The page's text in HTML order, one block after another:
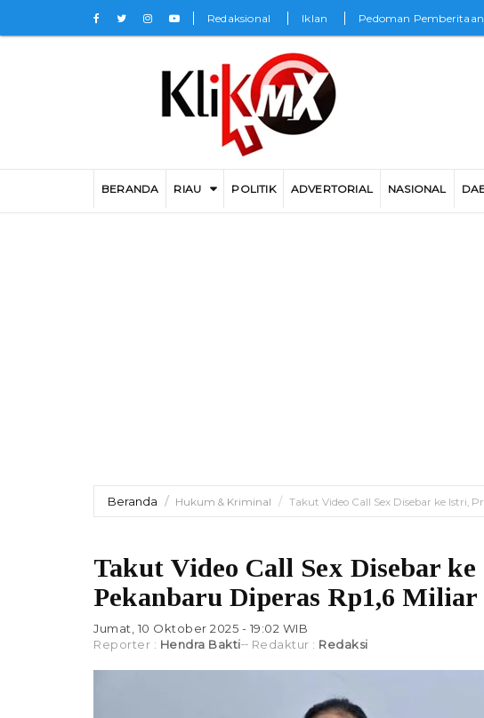
Redaksional Iklan Pedoman
BERANDA RIAU POLITIK ADVERTORIAL NASIONAL
Beranda Hukum & Kriminal Takut Video Call Sex Disebar ke Istri,
Takut Video Call Sex Disebar
Pekanbaru Diperas Rp1,6 Miliar
Jumat, 10 Oktober 2025 - 19:02 WIB
Reporter : Hendra Bakti Redaktur : Redaksi